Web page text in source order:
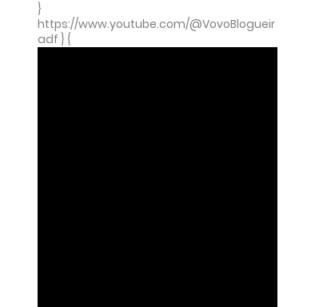
}
https://www.youtube.com/@VovoBlogueir
adf } {